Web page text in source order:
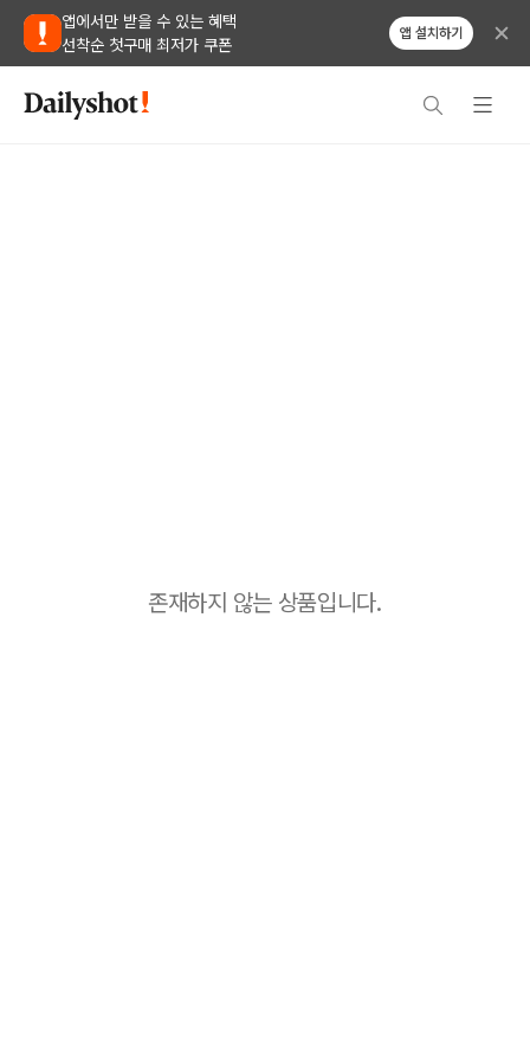
앱에서만 받을 수 있는 혜택
선착순 첫구매 최저가 쿠폰
앱 설치하기
존재하지 않는 상품입니다.